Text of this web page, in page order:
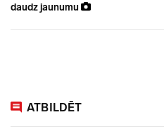
daudz jaunumu
ATBILDĒT